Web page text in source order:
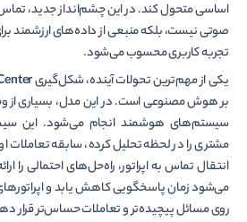
اساسی متحول کند. در این چشم‌انداز جدید،
صوتی نیست، بلکه منبعی از داده‌های ارزشمند
تجربه کاربری محسوب می‌شود.
یکی از مهم‌ترین تحولات آینده، شکل‌گیری
بر هوش مصنوعی است. در این مدل، بسیاری از
سیستم‌های هوشمند انجام می‌شود. این
مشتری را در لحظه تحلیل کرده، سابقه تعاملات
انتقال تماس به اپراتور، راه‌حل‌های احتمالی را
می‌شود زمان پاسخگویی کاهش یابد و اپراتورهای
روی مسائل پیچیده‌تر و تعاملات حساس‌تر قرار